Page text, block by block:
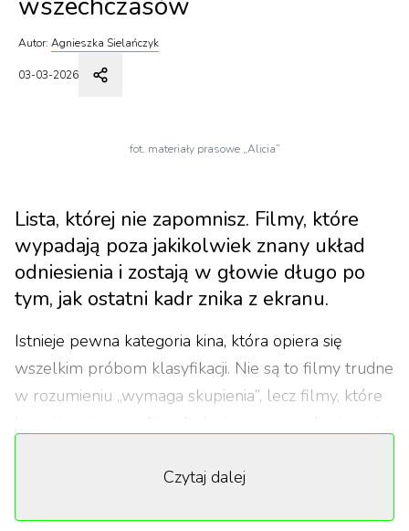
Autor: Agnieszka Sielańczyk
03-03-2026
fot. materiały prasowe „Alicia”
Lista, której nie zapomnisz. Filmy, które
wypadają poza jakikolwiek znany układ
odniesienia i zostają w głowie długo po
tym, jak ostatni kadr znika z ekranu.
Istnieje pewna kategoria kina, która opiera się
wszelkim próbom klasyfikacji. Nie są to filmy trudne
w rozumieniu „wymaga skupienia”, lecz filmy, które
kwestionują sam akt oglądania – przyzwolenie na to,
poniżej ma swój własny, wewnętrzny system logiki,
Czytaj dalej